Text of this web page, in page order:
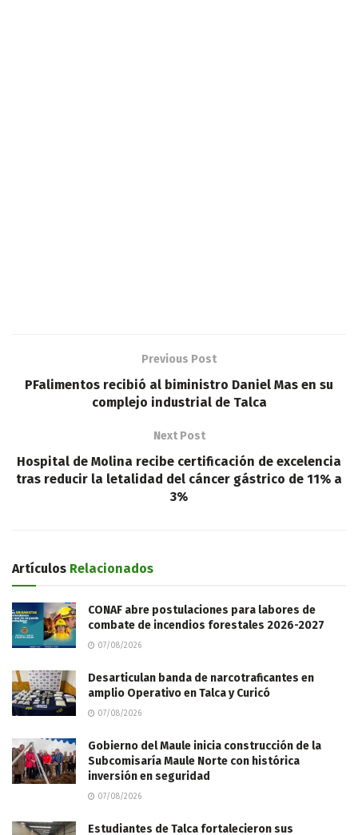
Previous Post
PFalimentos recibió al biministro Daniel Mas en su
complejo industrial de Talca
Next Post
Hospital de Molina recibe certificación de excelencia
tras reducir la letalidad del cáncer gástrico de 11% a
3%
Artículos Relacionados
CONAF abre postulaciones para labores de
combate de incendios forestales 2026-2027
07/08/2026
Desarticulan banda de narcotraficantes en
amplio Operativo en Talca y Curicó
07/08/2026
Gobierno del Maule inicia construcción de la
Subcomisaría Maule Norte con histórica
inversión en seguridad
07/08/2026
Estudiantes de Talca fortalecieron sus